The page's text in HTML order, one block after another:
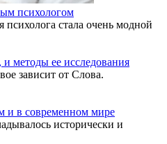
психологом
стала очень модной
и методы ее исследования
зависит от Слова.
и в современном мире
исторически и